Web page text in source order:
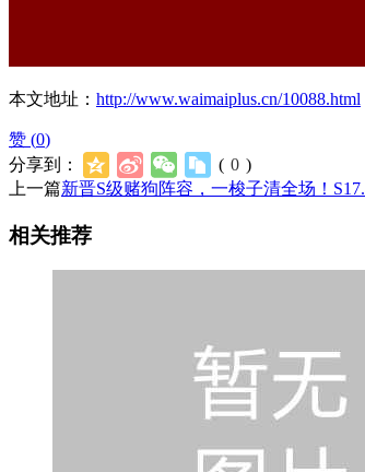
本文地址： http://www.waimaiplus.cn/10088.html
赞 (0)
分享到：
( 0 )
上一篇新晋S级赌狗阵容，一梭子清全场！
相关推荐